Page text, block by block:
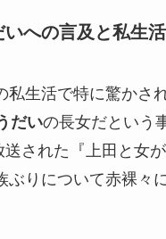
いへの言及と私生
私生活で特に驚かさ
だいの長女だという
送された『上田と女
ぶりについて赤裸々